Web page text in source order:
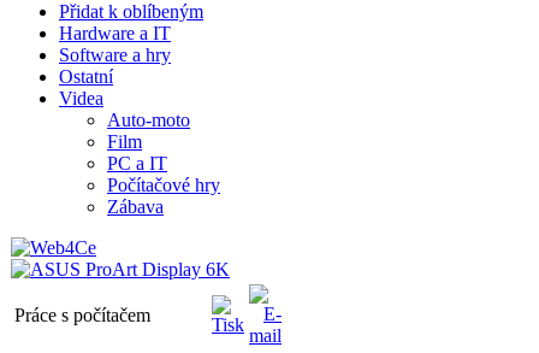
Přidat k oblíbeným
Hardware a IT
Software a hry
Ostatní
Videa
Auto-moto
Film
PC a IT
Počítačové hry
Zábava
Práce s počítačem